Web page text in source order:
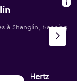
à Shanglin, Nanning
Hertz